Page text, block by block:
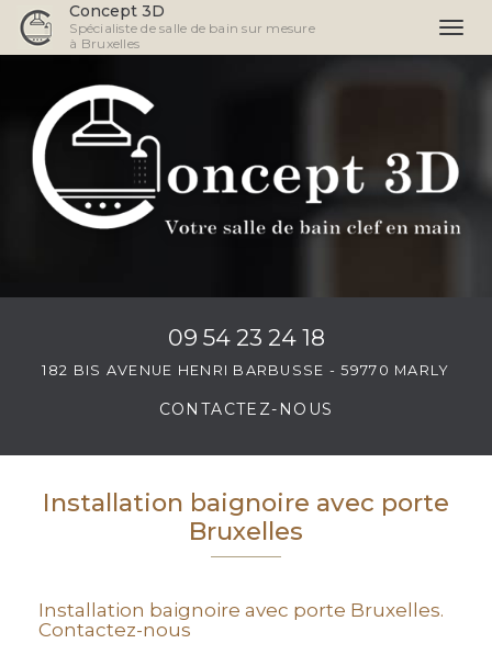
contenu
principal
Concept 3D
Spécialiste de salle de bain sur mesure
à Bruxelles
09 54 23 24 18
182 BIS AVENUE HENRI BARBUSSE - 59770 MARLY
CONTACTEZ- NOUS
Installation baignoire avec porte
Bruxelles
Installation baignoire avec porte Bruxelles.
Contactez-nous